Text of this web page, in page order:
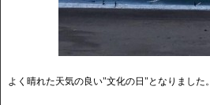
よく晴れた天気の良い"文化の日"となりました。